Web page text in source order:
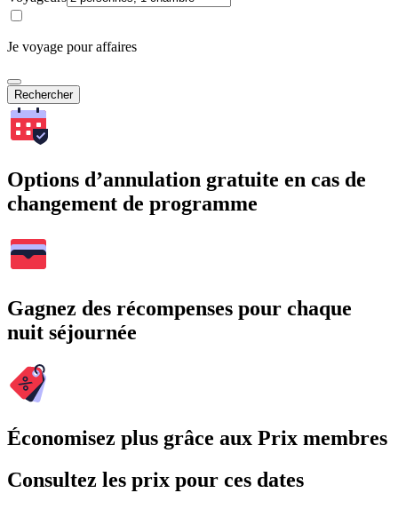
Je voyage pour affaires
Rechercher
Options d’annulation gratuite en cas de
changement de programme
Gagnez des récompenses pour chaque
nuit séjournée
Économisez plus grâce aux Prix membres
Consultez les prix pour ces dates